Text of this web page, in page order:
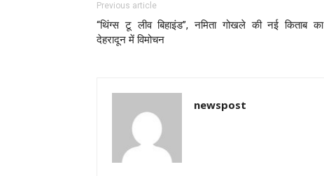
Previous article
“थिंग्स टू लीव बिहाइंड”, नमिता गोखले की नई किताब का
देहरादून में विमोचन
newspost